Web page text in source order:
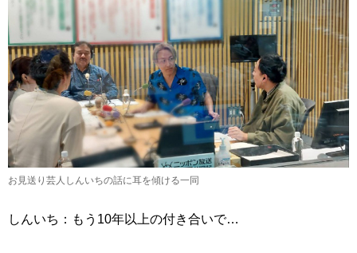
お見送り芸人しんいちの話に耳を傾ける一同
しんいち：もう10年以上の付き合いで…